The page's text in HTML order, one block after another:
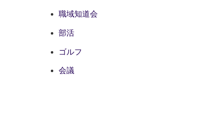
職域知道会
部活
ゴルフ
会議